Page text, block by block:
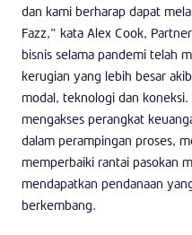
dan kami berharap dapat
Fazz,” kata Alex Cook,
bisnis selama pandemi telah
kerugian yang lebih besar
modal, teknologi dan
mengakses perangkat
dalam perampingan proses,
memperbaiki rantai pasokan
mendapatkan pendanaan
berkembang.